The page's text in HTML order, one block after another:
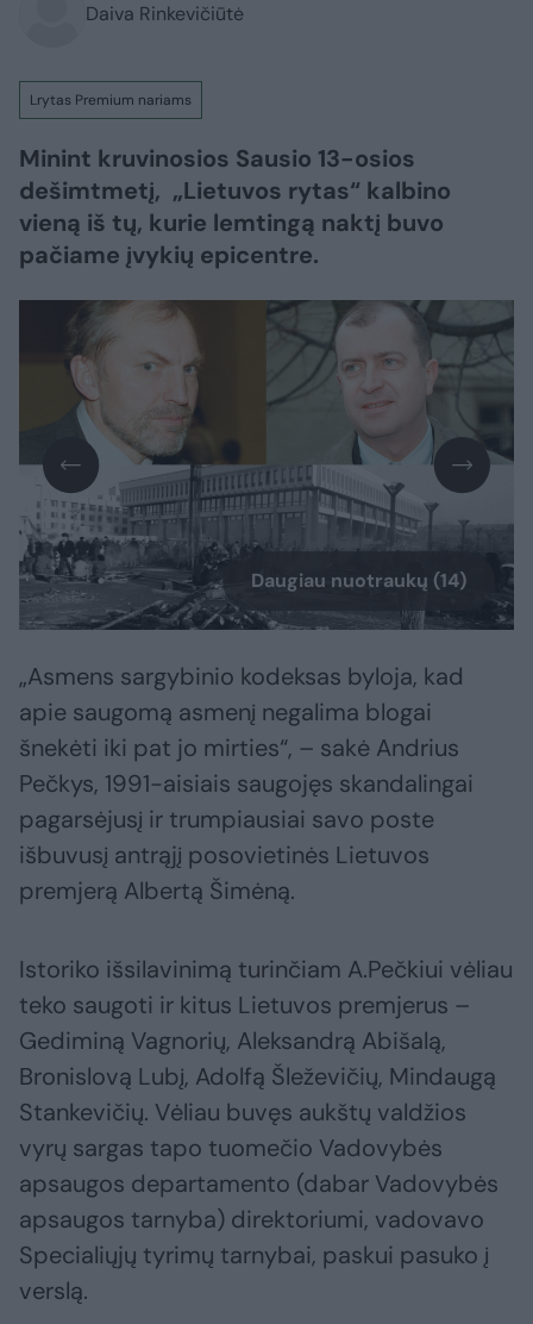
Daiva Rinkevičiūtė
Lrytas Premium nariams
Minint kruvinosios Sausio 13-osios
dešimtmetį, „Lietuvos rytas“ kalbino
vieną iš tų, kurie lemtingą naktį buvo
pačiame įvykių epicentre.
Daugiau nuotraukų (14)
„Asmens sargybinio kodeksas byloja, kad
apie saugomą asmenį negalima blogai
šnekėti iki pat jo mirties“, – sakė Andrius
Pečkys, 1991-aisiais saugojęs skandalingai
pagarsėjusį ir trumpiausiai savo poste
išbuvusį antrąjį posovietinės Lietuvos
premjerą Albertą Šimėną.
Istoriko išsilavinimą turinčiam A.Pečkiui vėliau
teko saugoti ir kitus Lietuvos premjerus –
Gediminą Vagnorių, Aleksandrą Abišalą,
Bronislovą Lubį, Adolfą Šleževičių, Mindaugą
Stankevičių. Vėliau buvęs aukštų valdžios
vyrų sargas tapo tuomečio Vadovybės
apsaugos departamento (dabar Vadovybės
apsaugos tarnyba) direktoriumi, vadovavo
Specialiųjų tyrimų tarnybai, paskui pasuko į
verslą.